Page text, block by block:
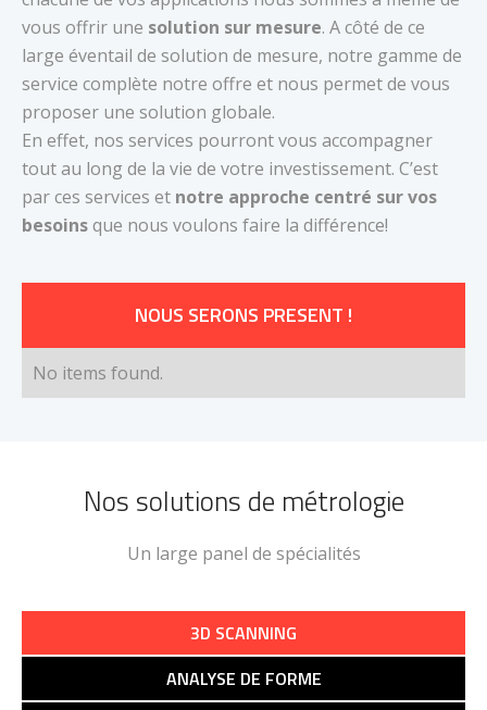
vous offrir une solution sur mesure. A côté de ce
large éventail de solution de mesure, notre gamme de
service complète notre offre et nous permet de vous
proposer une solution globale.
En effet, nos services pourront vous accompagner
tout au long de la vie de votre investissement. C’est
par ces services et notre approche centré sur vos
besoinsque nous voulons faire la différence!
NOUS SERONS PRESENT !
No items found.
Nos solutions de métrologie
Un large panel de spécialités
3D SCANNING
ANALYSE DE FORME